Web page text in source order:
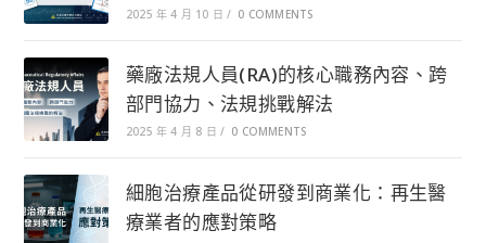
2025 年 4 月 10 日 / 0 COMMENTS
藥廠法規人員(RA)的核心職務內容、跨
部門協力、法規挑戰解法
2025 年 4 月 8 日 / 0 COMMENTS
細胞治療產品從研發到商業化：再生醫
療業者的應對策略